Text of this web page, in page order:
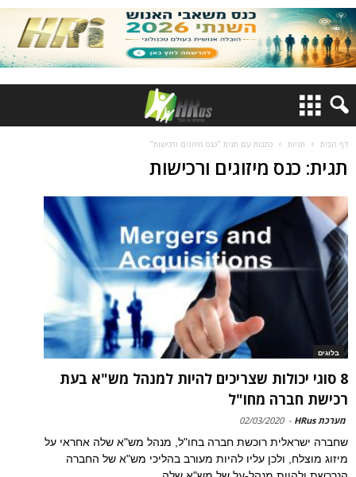
דף הבית תגיות כתבות עם תגית "כנס מיזוגים ורכישות"
תגית: כנס מיזוגים ורכישות
בלוגים
8 סוגי יכולות שצריכים להיות למנהל מש"א בעת
רכישת חברה מחו"ל
מערכת HRus -
02/03/2020
שחברה ישראלית רוכשת חברה בחו"ל, מנהל מש"א שלה אחראי על
מיזוג מוצלח, ולכן עליו להיות מעורב בהליכי מש"א של החברה